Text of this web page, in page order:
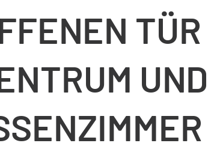
TÜR
UND